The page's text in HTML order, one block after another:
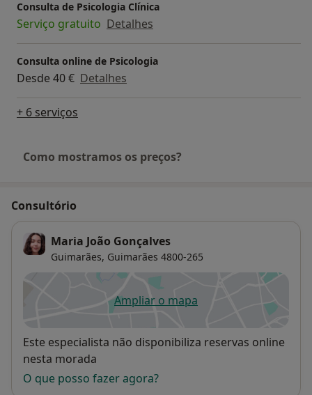
Consulta de Psicologia Clínica
Serviço gratuito Detalhes
Consulta online de Psicologia
Desde 40 € Detalhes
+ 6 serviços
Como mostramos os preços?
Consultório
Maria João Gonçalves
Guimarães, Guimarães 4800-265
Ampliar o mapaabre num novo separador
Disponibilidade
Este especialista não disponibiliza reservas online
nesta morada
O que posso fazer agora?